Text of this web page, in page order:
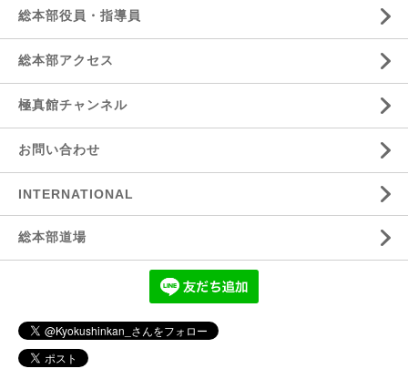
総本部役員・指導員
総本部アクセス
極真館チャンネル
お問い合わせ
INTERNATIONAL
総本部道場